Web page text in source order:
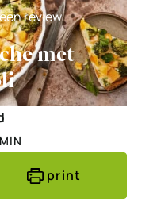
review
met
MIN
print